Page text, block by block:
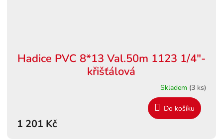
Hadice PVC 8*13 Val.50m 1123 1/4"-
křišťálová
Skladem (3 ks)
1 201 Kč
Do košíku